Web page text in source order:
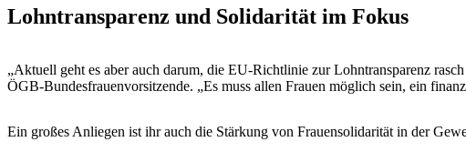
Lohntransparenz und Solidarität im Fokus
„Aktuell geht es aber auch darum, die EU-Richtlinie zur Lohntransparenz
ÖGB-Bundesfrauenvorsitzende. „Es muss allen Frauen möglich sein, ein
Ein großes Anliegen ist ihr auch die Stärkung von Frauensolidarität in der